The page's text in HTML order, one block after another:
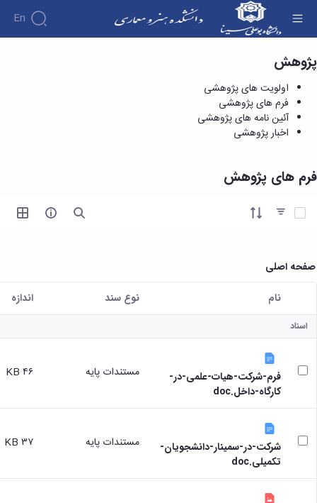
En
فرم های پژوهشی - دانشکده هنر و معماری
پژوهش
اولویت های پژوهشی
فرم های پژوهشی
آئین نامه های پژوهشی
اخبار پژوهشی
فرم های پژوهش
آیتم ها را انتخاب کنید
صفحه اصلی
کاربر انتخاب شده
نام نوع سند اندازه
اسناد
فرم-شرکت-هیات-علمی-در-
کارگاه-داخل.doc
مستندات پایه ۴۶ KB
شرکت-در-سمینار-دانشجویان-
تکمیلی.doc
مستندات پایه ۳۷ KB